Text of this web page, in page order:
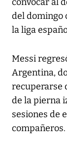
convocar al
del domingo
la liga
Messi
Argentina,
recuperarse
de la pierna
sesiones de
compañeros.